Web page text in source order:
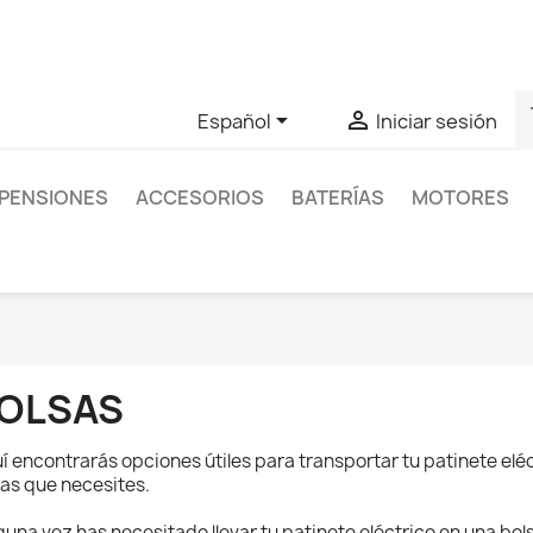
Español  Iniciar sesión
ACCESORIOS BATERÍAS MOTORES
encontrarás opciones útiles para transportar tu patinete
que necesites.